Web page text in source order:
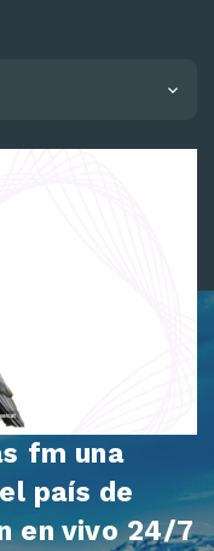
fm una
país de
en vivo 24/7